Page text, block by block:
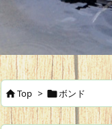
Top > ボンド